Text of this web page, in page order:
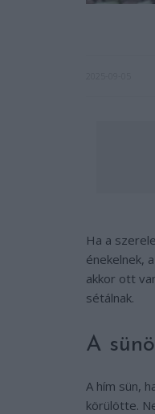
Ha a
énekelnek,
akkor ott
sétálnak.
A
A hím sün,
körülötte.